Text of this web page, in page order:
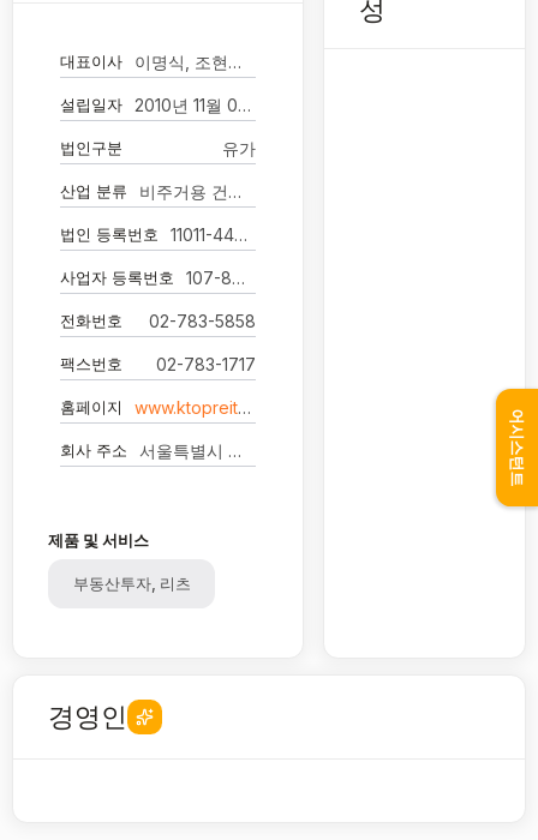
대표이사 이명식, 조현만(각자대표이사)
설립일자 2010년 11월 04일
법인구분 유가
산업 분류 비주거용 건물 임대업
법인 등록번호 11011-4465004
사업자 등록번호 107-87-43354
전화번호 02-783-5858
팩스번호 02-783-1717
홈페이지 www.ktopreits.co.kr
회사 주소 서울특별시 영등포구 국제금융로 70 미원빌딩 19층 1901호
제품 및 서비스
부동산투자, 리츠
성
경영인
어시스턴트